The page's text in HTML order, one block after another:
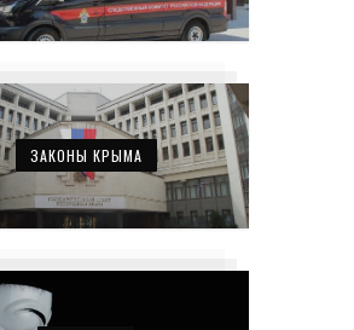
ЗАКОНЫ КРЫМА